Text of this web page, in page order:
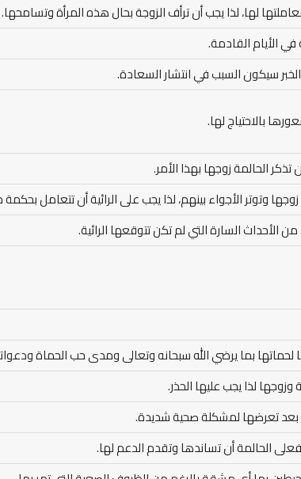
لها، لذا يجب أن ترأف الزوجة بحال هذه المرأة وتسامحها.
في الأيام القادمة.
سيكون السبب في انتشار السعادة.
بالاحتياج لها.
الحالمة زوجها بهذا الأمر.
وتوتر الأجواء بينهم، لذا يجب على الرائية أن تتعامل
الأحداث السارة التي لم تكن تتوقعها الرائية.
لحماتها بما يرضي الله سبحانه وتعالى ومدى حب الحماة
لذا يجب عليها الحذر.
بعد تعرضها لمشكلة صحية شديدة.
الحالمة أن تساندها وتقدم الدعم لها.